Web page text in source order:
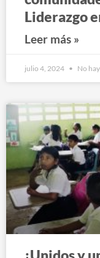
Liderazgo
Leer más »
julio 4, 2024 No